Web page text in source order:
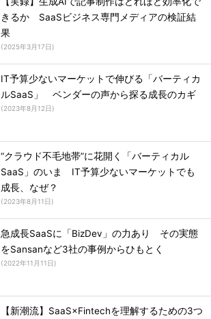
きるか SaaSビジネス専門メディアの検証結
果
(2025年3月17日)
IT予算少ないマーケットで伸びる「バーティカ
ルSaaS」 ベンダーの声から探る成長のカギ
(2023年8月12日)
“クラウド不毛地帯”に花開く「バーティカル
SaaS」のいま IT予算少ないマーケットでも
成長、なぜ？
(2023年8月11日)
急成長SaaSに「BizDev」の力あり その実態
をSansanなど3社の事例からひもとく
(2022年11月11日)
【新潮流】SaaS×Fintechを理解するための3つ